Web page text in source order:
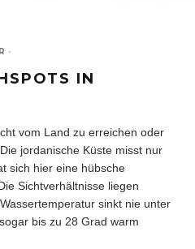
·
IN
vom Land zu erreichen oder
jordanische Küste misst nur
sich hier eine hübsche
Sichtverhältnisse liegen
sinkt nie unter
bis zu 28 Grad warm